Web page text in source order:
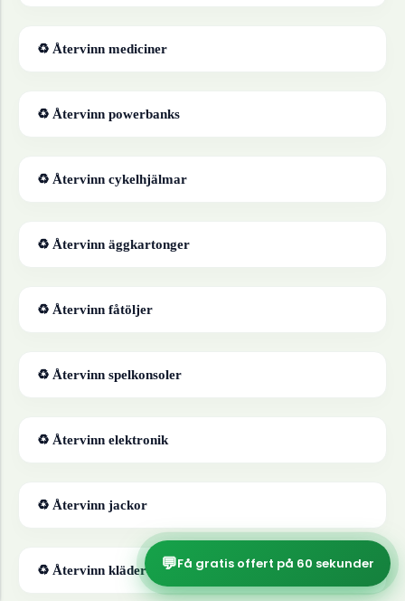
♻ Återvinn mediciner
♻ Återvinn powerbanks
♻ Återvinn cykelhjälmar
♻ Återvinn äggkartonger
♻ Återvinn fåtöljer
♻ Återvinn spelkonsoler
♻ Återvinn elektronik
♻ Återvinn jackor
♻ Återvinn kläder 💬Få gratis offert på 60 sekunder